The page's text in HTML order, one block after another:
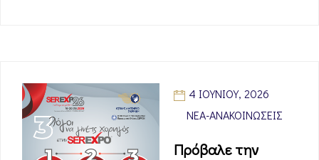
4 ΙΟΥΝΊΟΥ, 2026
ΝΈΑ-ΑΝΑΚΟΙΝΏΣΕΙΣ
Πρόβαλε την